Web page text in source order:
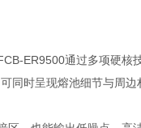
ER9500通过多项硬核
同时呈现熔池细节与周